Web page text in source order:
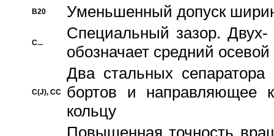
B20 Уменьшенный допуск
C...
Специальный зазор.
обозначает средний
C(J), CC
Два стальных сепаратора
бортов и направляющее
кольцу
Повышенная точность